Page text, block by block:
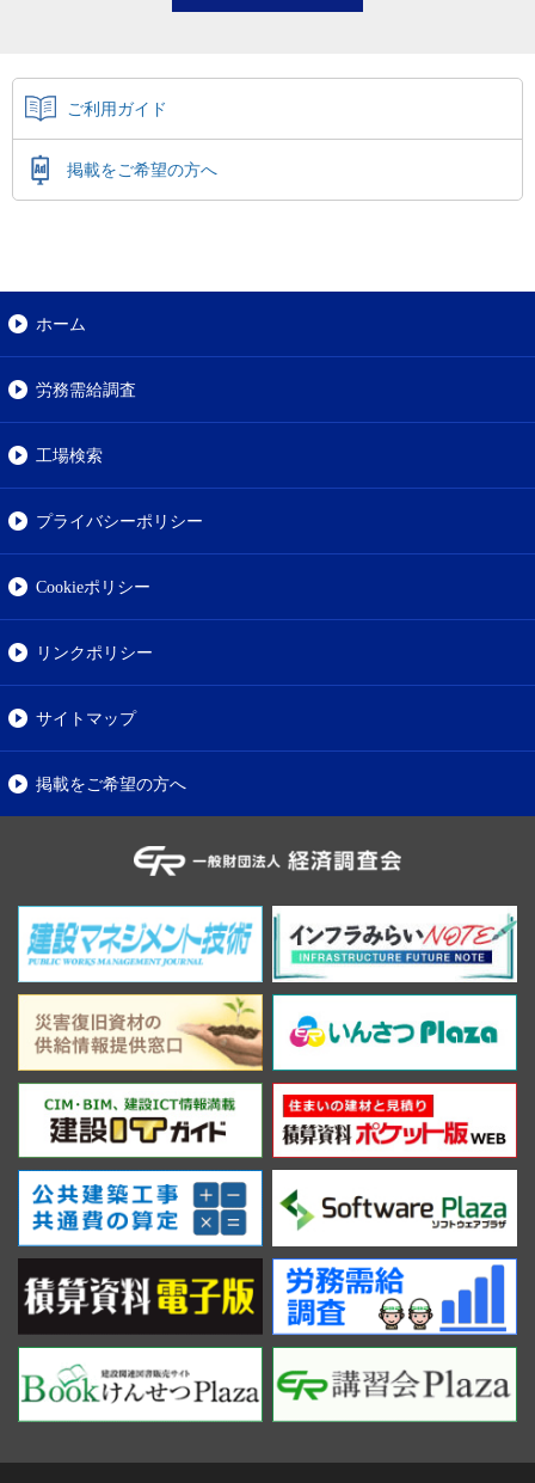
ご利用ガイド
掲載をご希望の方へ
ホーム
労務需給調査
工場検索
プライバシーポリシー
Cookieポリシー
リンクポリシー
サイトマップ
掲載をご希望の方へ